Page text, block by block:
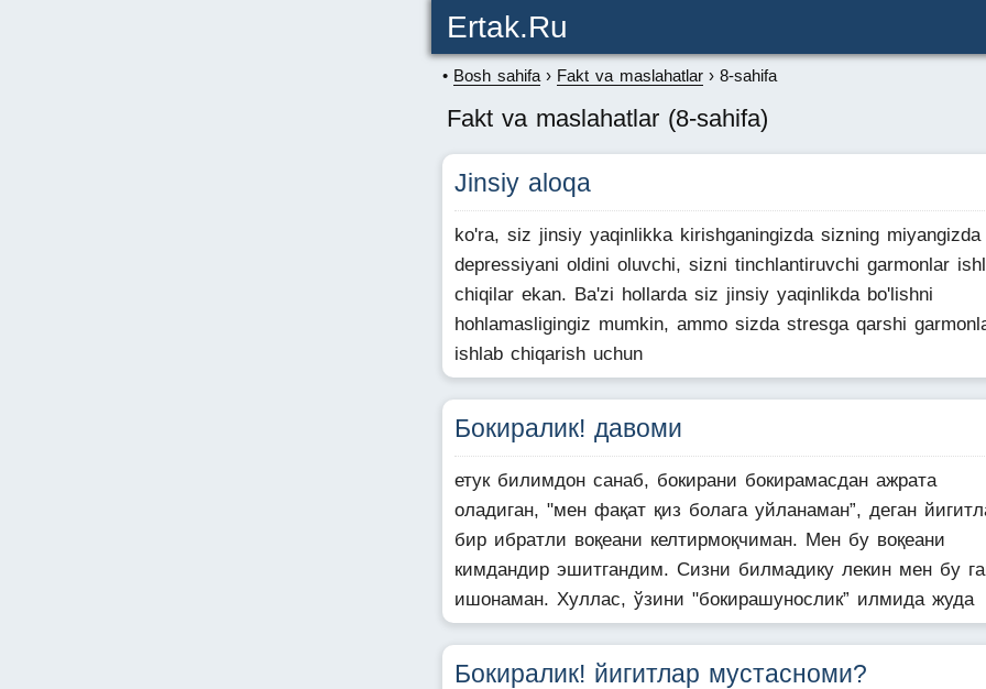
Ertak.ru
Bosh sahifa Fakt va maslahatlar 8-sahifa
Fakt va maslahatlar (8-sahifa)
Jinsiy aloqa
ko'ra, siz jinsiy yaqinlikka kirishganingizda sizning miyangizda
depressiyani oldini oluvchi, sizni tinchlantiruvchi garmonlar
chiqilar ekan. Ba'zi hollarda siz jinsiy yaqinlikda bo'lishni
hohlamasligingiz mumkin, ammo sizda stresga qarshi
ishlab chiqarish uchun
Бокиралик! давоми
етук билимдон санаб, бокирани бокирамасдан ажрата
оладиган, "мен фақат қиз болага уйланаман”, деган
бир ибратли воқеани келтирмоқчиман. Мен бу воқеани
кимдандир эшитгандим. Сизни билмадику лекин мен бу
ишонаман. Хуллас, ўзини "бокирашунослик” илмида жуда
Бокиралик! йигитлар мустасноми?